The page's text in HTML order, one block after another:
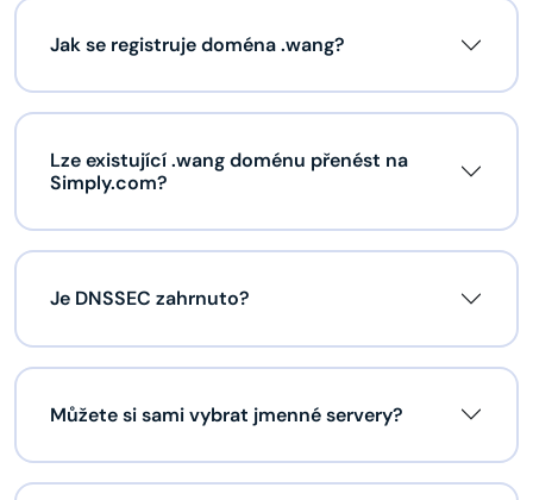
Jak se registruje doména .wang?
Lze existující .wang doménu přenést na
Simply.com?
Je DNSSEC zahrnuto?
Můžete si sami vybrat jmenné servery?